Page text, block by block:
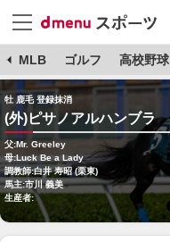
MLB ゴルフ 高校野球
牡 鹿毛 登録抹消
(外)ピサノアルハンブラ
父:Mr. Greeley
母:Luck Be a Lady
調教師:白井 寿昭 (栗東)
馬主:市川 義美
生産者: